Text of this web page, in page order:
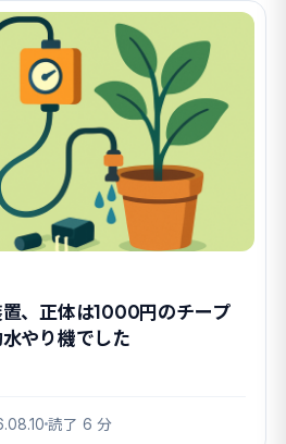
、正体は1000円のチープ
やり機でした
読了 6 分